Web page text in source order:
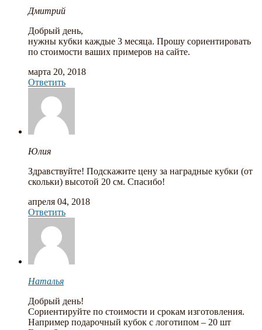
Дмитрий
Добрый день,
нужны кубки каждые 3 месяца. Прошу сориентировать
по стоимости ваших примеров на сайте.
марта 20, 2018
Ответить
Юлия
Здравствуйте! Подскажите цену за наградные кубки (от
скольки) высотой 20 см. Спасибо!
апреля 04, 2018
Ответить
Наталья
Добрый день!
Сориентируйте по стоимости и срокам изготовления.
Например подарочный кубок с логотипом – 20 шт